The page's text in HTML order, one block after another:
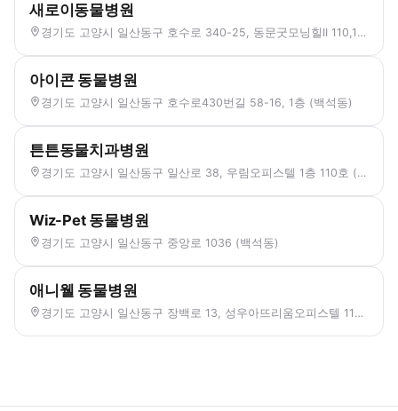
새로이동물병원
경기도 고양시 일산동구 호수로 340-25, 동문굿모닝힐II 110,111호 (백석동)
아이콘 동물병원
경기도 고양시 일산동구 호수로430번길 58-16, 1층 (백석동)
튼튼동물치과병원
경기도 고양시 일산동구 일산로 38, 우림오피스텔 1층 110호 (백석동)
Wiz-Pet 동물병원
경기도 고양시 일산동구 중앙로 1036 (백석동)
애니웰 동물병원
경기도 고양시 일산동구 장백로 13, 성우아뜨리움오피스텔 110호 (백석동)